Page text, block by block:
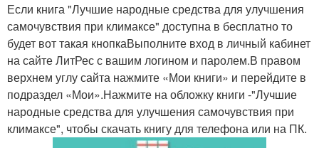
Если книга "Лучшие народные средства для улучшения
самочувствия при климаксе" доступна в бесплатно то
будет вот такая кнопкаВыполните вход в личный кабинет
на сайте ЛитРес с вашим логином и паролем.В правом
верхнем углу сайта нажмите «Мои книги» и перейдите в
подраздел «Мои».Нажмите на обложку книги -"Лучшие
народные средства для улучшения самочувствия при
климаксе", чтобы скачать книгу для телефона или на ПК.